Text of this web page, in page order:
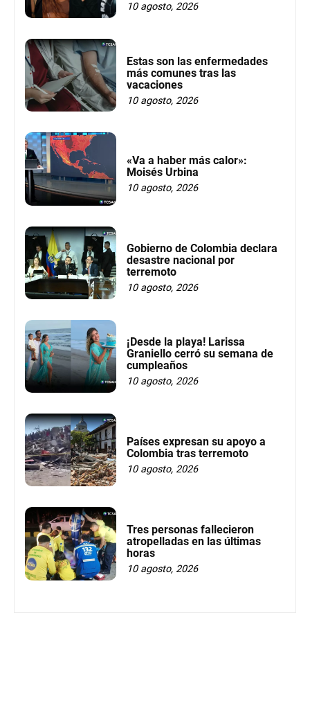
10 agosto, 2026
Estas son las enfermedades
más comunes tras las
vacaciones
10 agosto, 2026
«Va a haber más calor»:
Moisés Urbina
10 agosto, 2026
Gobierno de Colombia declara
desastre nacional por
terremoto
10 agosto, 2026
¡Desde la playa! Larissa
Graniello cerró su semana de
cumpleaños
10 agosto, 2026
Países expresan su apoyo a
Colombia tras terremoto
10 agosto, 2026
Tres personas fallecieron
atropelladas en las últimas
horas
10 agosto, 2026